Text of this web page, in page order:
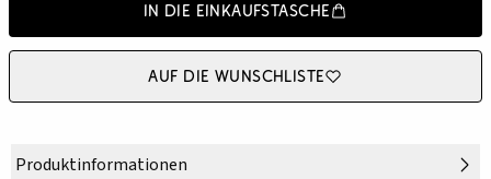
In die Einkaufstasche
Auf die Wunschliste
Produktinformationen